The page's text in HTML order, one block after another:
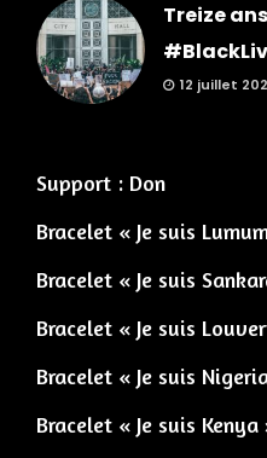
Treize
12 juillet
Support : Don
Bracelet « Je suis
Bracelet « Je suis
Bracelet « Je suis
Bracelet « Je suis
Bracelet « Je suis Kenya